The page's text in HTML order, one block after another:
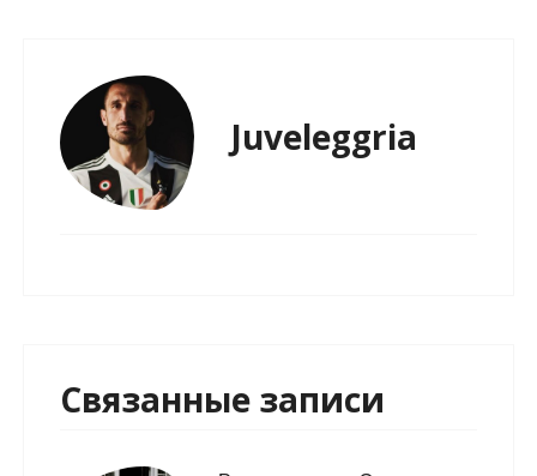
Juveleggria
Связанные записи